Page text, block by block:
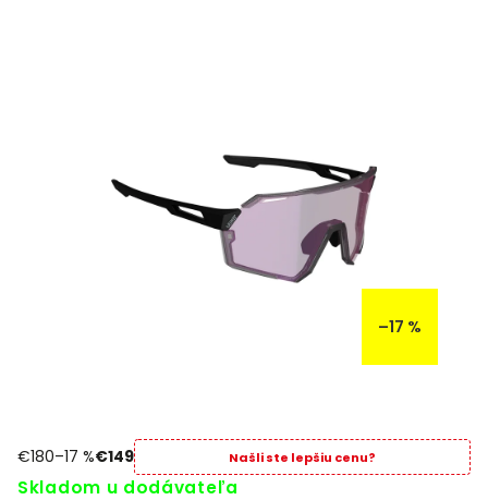
–17 %
€180–17 %€149 Našli ste lepšiu cenu?
Skladom u dodávateľa